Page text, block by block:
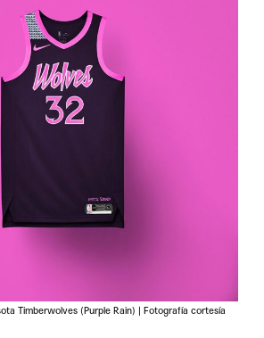
Timberwolves (Purple Rain) | Fotografía cortesía